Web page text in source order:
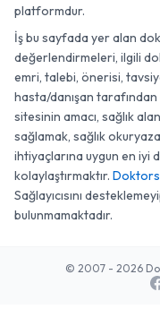
platformdur.
İş bu sayfada yer alan
değerlendirmeleri, ilgili
emri, talebi, önerisi,
hasta/danışan tarafından
sitesinin amacı, sağlık
sağlamak, sağlık
ihtiyaçlarına uygun en iyi
kolaylaştırmaktır.
Sağlayıcısını
bulunmamaktadır.
© 2007 - 2026